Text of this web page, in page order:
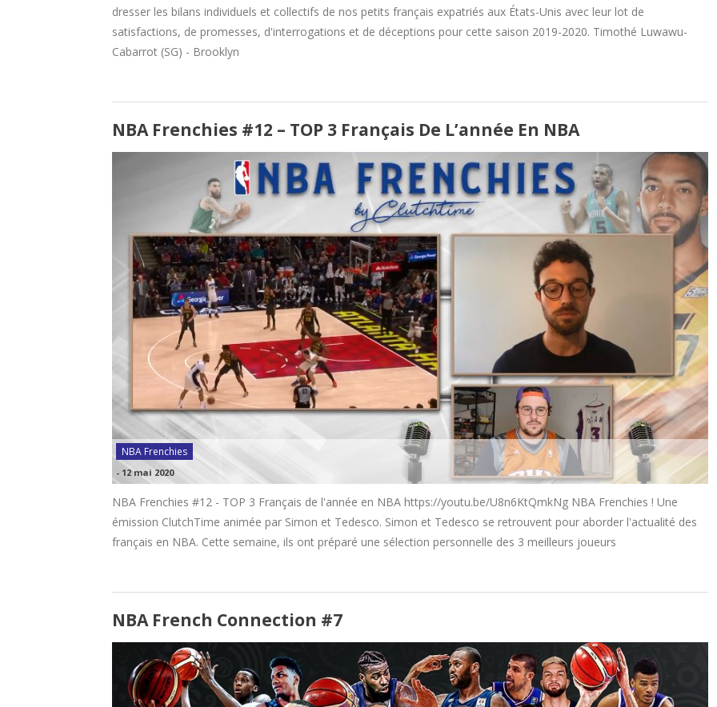
dresser les bilans individuels et collectifs de nos petits français expatriés aux États-Unis avec leur lot de
satisfactions, de promesses, d'interrogations et de déceptions pour cette saison 2019-2020. Timothé Luwawu-
Cabarrot (SG) - Brooklyn
NBA Frenchies #12 – TOP 3 Français De L’année En NBA
NBA Frenchies
- 12 mai 2020
NBA Frenchies #12 - TOP 3 Français de l'année en NBA https://youtu.be/U8n6KtQmkNg NBA Frenchies ! Une
émission ClutchTime animée par Simon et Tedesco. Simon et Tedesco se retrouvent pour aborder l'actualité des
français en NBA. Cette semaine, ils ont préparé une sélection personnelle des 3 meilleurs joueurs
NBA French Connection #7